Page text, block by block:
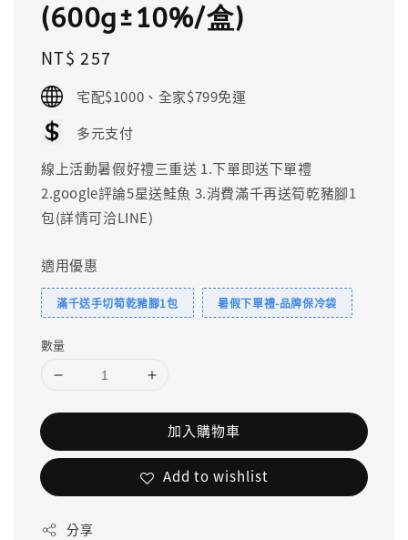
(600g±10%/盒)
Regular
price
NT$ 257
宅配$1000、全家$799免運
多元支付
線上活動暑假好禮三重送 1.下單即送下單禮
2.google評論5星送鮭魚 3.消費滿千再送筍乾豬腳1
包(詳情可洽LINE)
適用優惠
滿千送手切筍乾豬腳1包 暑假下單禮-品牌保冷袋
數量
加入購物車
Add to wishlist
分享